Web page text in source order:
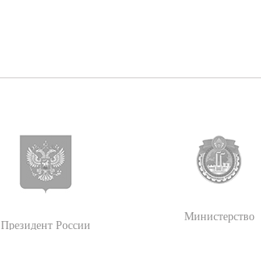
Президент России
Министерство